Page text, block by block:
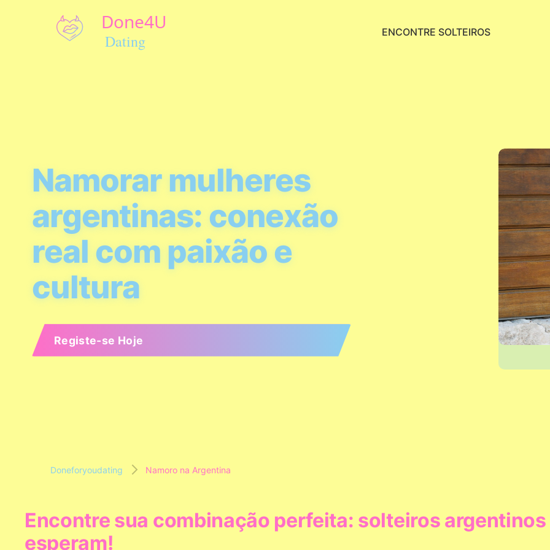
ENCONTRE SOLTEIROS
Namorar mulheres
argentinas: conexão
real com paixão e
cultura
Registe-se Hoje
Doneforyoudating Namoro na Argentina
Encontre sua combinação perfeita: solteiros argentinos
esperam!